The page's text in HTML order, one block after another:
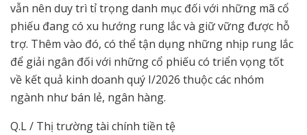
vẫn nên duy trì tỉ trọng danh mục đối với những mã cổ
phiếu đang có xu hướng rung lắc và giữ vững được hỗ
trợ. Thêm vào đó, có thể tận dụng những nhịp rung lắc
để giải ngân đối với những cổ phiếu có triển vọng tốt
về kết quả kinh doanh quý I/2026 thuộc các nhóm
ngành như bán lẻ, ngân hàng.
Q.L / Thị trường tài chính tiền tệ